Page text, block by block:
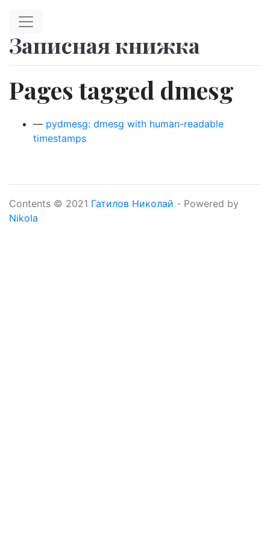
Записная книжка
Pages tagged dmesg
pydmesg: dmesg with human-readable
timestamps
Contents © 2021 Гатилов Николай - Powered by
Nikola